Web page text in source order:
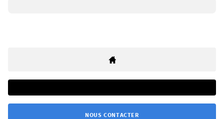
NOUS CONTACTER